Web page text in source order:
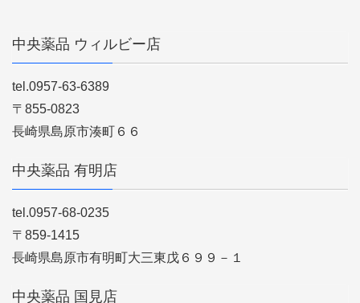
中央薬品 ウィルビー店
tel.0957-63-6389
〒855-0823
長崎県島原市湊町６６
中央薬品 有明店
tel.0957-68-0235
〒859-1415
長崎県島原市有明町大三東戊６９９－１
中央薬品 国見店